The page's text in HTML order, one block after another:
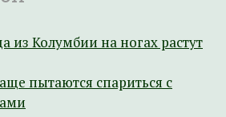
из Колумбии на ногах растут
пытаются спариться с